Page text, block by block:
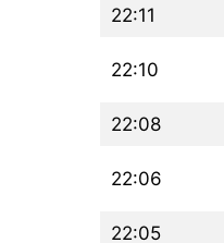
22:11
22:10
22:08
22:06
22:05